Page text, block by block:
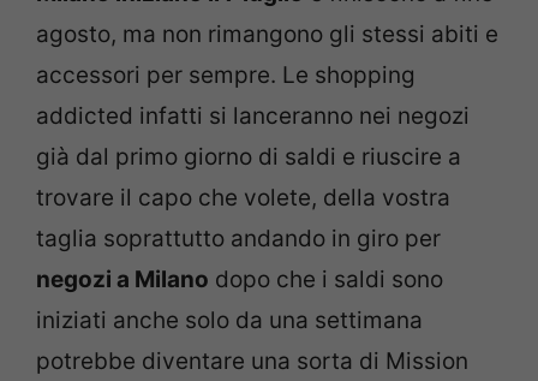
agosto, ma non rimangono gli stessi abiti e
accessori per sempre. Le shopping
addicted infatti si lanceranno nei negozi
già dal primo giorno di saldi e riuscire a
trovare il capo che volete, della vostra
taglia soprattutto andando in giro per
negozi a Milano dopo che i saldi sono
iniziati anche solo da una settimana
potrebbe diventare una sorta di Mission